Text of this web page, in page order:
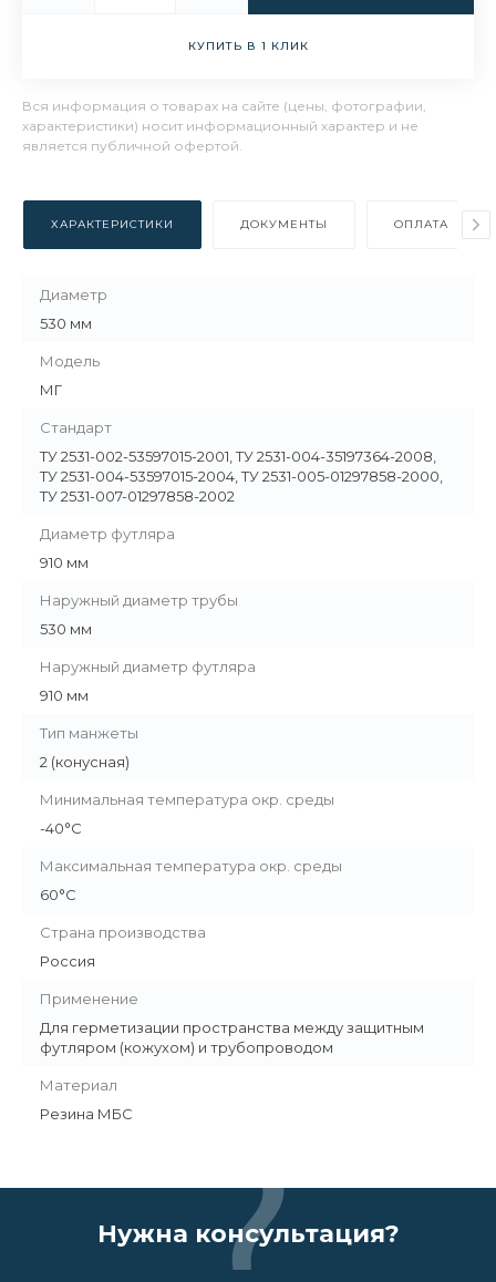
КУПИТЬ В 1 КЛИК
Вся информация о товарах на сайте (цены, фотографии,
характеристики) носит информационный характер и не
является публичной офертой.
ХАРАКТЕРИСТИКИ ДОКУМЕНТЫ ОПЛАТА
Диаметр
530 мм
Модель
МГ
Стандарт
ТУ 2531-002-53597015-2001, ТУ 2531-004-35197364-2008,
ТУ 2531-004-53597015-2004, ТУ 2531-005-01297858-2000,
ТУ 2531-007-01297858-2002
Диаметр футляра
910 мм
Наружный диаметр трубы
530 мм
Наружный диаметр футляра
910 мм
Тип манжеты
2 (конусная)
Минимальная температура окр. среды
-40°C
Максимальная температура окр. среды
60°C
Страна производства
Россия
Применение
Для герметизации пространства между защитным
футляром (кожухом) и трубопроводом
Материал
Резина МБС
Нужна консультация?